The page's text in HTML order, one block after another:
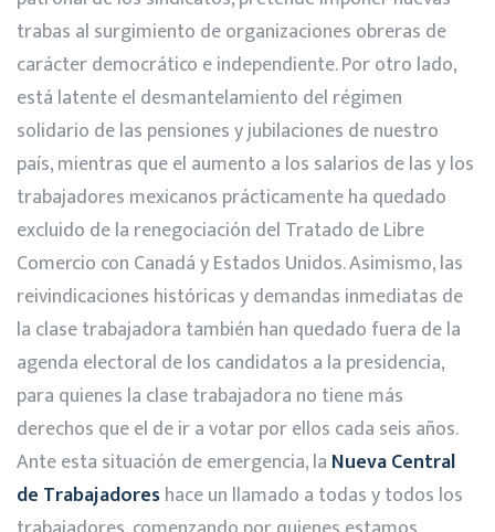
trabas al surgimiento de organizaciones obreras de
carácter democrático e independiente. Por otro lado,
está latente el desmantelamiento del régimen
solidario de las pensiones y jubilaciones de nuestro
país, mientras que el aumento a los salarios de las y los
trabajadores mexicanos prácticamente ha quedado
excluido de la renegociación del Tratado de Libre
Comercio con Canadá y Estados Unidos. Asimismo, las
reivindicaciones históricas y demandas inmediatas de
la clase trabajadora también han quedado fuera de la
agenda electoral de los candidatos a la presidencia,
para quienes la clase trabajadora no tiene más
derechos que el de ir a votar por ellos cada seis años.
Ante esta situación de emergencia, la Nueva Central
de Trabajadoreshace un llamado a todas y todos los